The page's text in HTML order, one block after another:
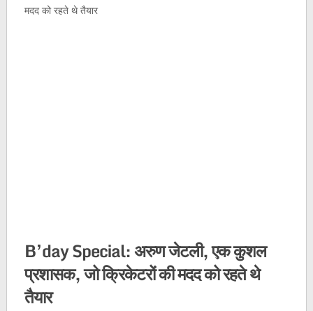
मदद को रहते थे तैयार
B’day Special: अरुण जेटली, एक कुशल
प्रशासक, जो क्रिकेटरों की मदद को रहते थे
तैयार